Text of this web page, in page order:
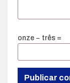
onze − três =